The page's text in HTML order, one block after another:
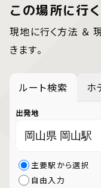
この場所に行
現地に行く方法 ＆
きます。
ルート検索 ホ
出発地
主要駅から選択
自由入力